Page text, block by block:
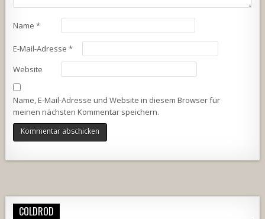
Name*
E-Mail-Adresse*
Website
Name, E-Mail-Adresse und Website in diesem Browser für
meinen nächsten Kommentar speichern.
COLDROD